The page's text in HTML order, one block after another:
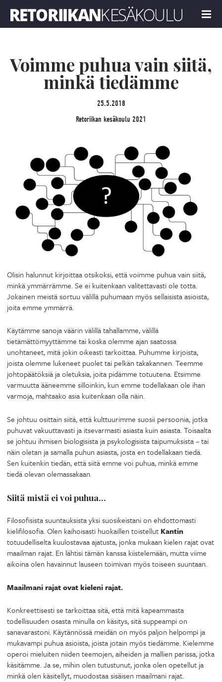
MENU
Voimme puhua vain siitä,
minkä tiedämme
25.5.2018
Retoriikan kesäkoulu 2021
Olisin halunnut kirjoittaa otsikoksi, että voimme puhua vain siitä,
minkä ymmärrämme. Se ei kuitenkaan valitettavasti ole totta.
Jokainen meistä sortuu välillä puhumaan myös sellaisista asioista,
joita emme ymmärrä.
Käytämme sanoja väärin välillä tahallamme, välillä
tietämättömyyttämme tai koska olemme ajan saatossa
unohtaneet, mitä jokin oikeasti tarkoittaa. Puhumme kirjoista,
joista olemme lukeneet puolet tai pelkän takakannen. Teemme
johtopäätöksiä ja oletuksia, joita pidämme totuutena. Etsimme
varmuutta ääneemme silloinkin, kun emme todellakaan ole ihan
varmoja, mahtaako asia kuitenkaan olla näin.
Se johtuu osittain siitä, että kulttuurimme suosii persoonia, jotka
puhuvat vakuuttavasti ja itsevarmasti asiasta kuin asiasta. Toisaalta
se johtuu ihmisen biologisista ja psykologisista taipumuksista – tai
näin oletan ja samalla puhun asiasta, josta en todellakaan tiedä.
Sen kuitenkin tiedän, että siitä emme voi puhua, minkä emme
tiedä olevan olemassakaan.
Siitä mistä ei voi puhua…
Filosofisista suuntauksista yksi suosikeistani on ehdottomasti
kielifilosofia. Olen kaihoisasti huokaillen toistellut Kantin
totuudelliselta kuulostavaa ajatusta, jonka mukaan kielen rajat ovat
maailman rajat. En lähtisi tämän kanssa kiistelemään, mutta viime
aikoina olen havainnut lauseen toimivan myös toiseen suuntaan.
Maailmani rajat ovat kieleni rajat.
Konkreettisesti se tarkoittaa sitä, että mitä kapeammasta
todellisuuden osasta minulla on käsitys, sitä suppeampi on
sanavarastoni. Käytännössä meidän on myös paljon helpompi ja
mukavampi puhua asioista, joista jotain myös tiedämme. Kielemme
operoi mieluiten niiden teemojen, aiheiden ja mallien parissa, jotka
käsitämme. Ja se, mihin olen tutustunut, jonka olen opetellut ja
minkä olen käsitellyt, muodostaa sisäisen maailmani rajat.